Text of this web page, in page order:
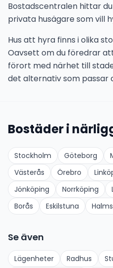
Bostadscentralen hittar
privata husägare som vill
Hus att hyra finns i olika
Oavsett om du föredrar
förort med närhet till
det alternativ som passar
Bostäder i
Stockholm Göteborg
Västerås
Örebro
Jönköping
Norrköping
Borås
Eskilstuna
Se även
Lägenheter Radhus